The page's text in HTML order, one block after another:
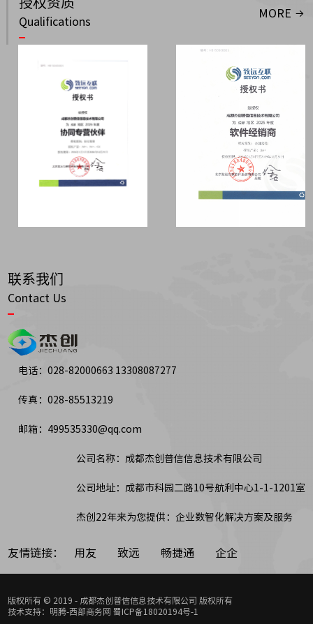
Qualifications
MORE
联系我们
Contact Us
电话：028-82000663 13308087277
传真：028-85513219
邮箱：499535330@qq.com
公司名称：成都杰创普信信息技术有限公司
公司地址：成都市科园二路10号航利中心1-1-1201室
杰创22年来为您提供：企业数智化解决方案及服务
友情链接： 用友 致远 畅捷通 企企
版权所有 © 2019 - 成都杰创普信信息技术有限公司 版权所有
技术支持：明腾-西部商务网 蜀ICP备18020194号-1